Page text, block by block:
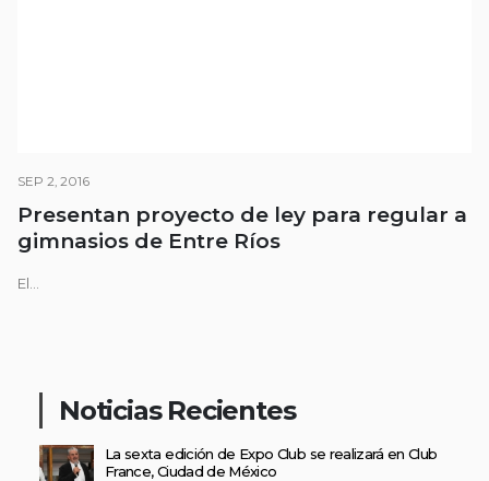
SEP 2, 2016
Presentan proyecto de ley para regular a
gimnasios de Entre Ríos
El...
Noticias Recientes
La sexta edición de Expo Club se realizará en Club
France, Ciudad de México